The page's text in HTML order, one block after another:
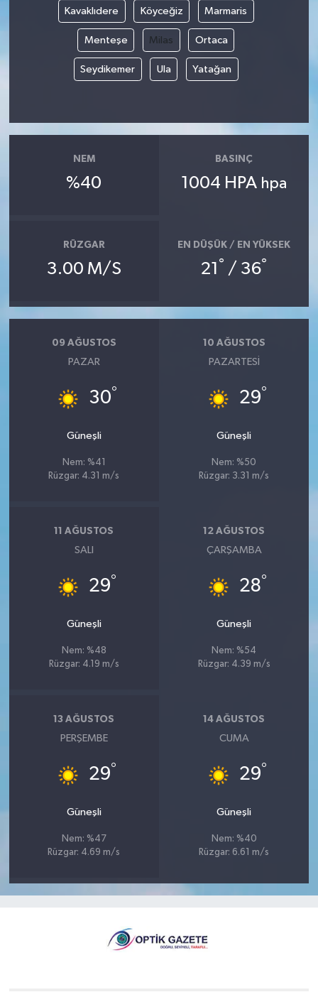
Kavaklıdere Köyceğiz Marmaris
Menteşe Milas Ortaca
Seydikemer Ula Yatağan
NEM
%40
BASINÇ
1004 HPA hpa
RÜZGAR
3.00 M/S
EN DÜŞÜK / EN YÜKSEK
21 ° / 36°
09 AĞUSTOS
PAZAR
30°
Güneşli
Nem: %41
Rüzgar: 4.31 m/s
10 AĞUSTOS
PAZARTESI
29°
Güneşli
Nem: %50
Rüzgar: 3.31 m/s
11 AĞUSTOS
SALI
29°
Güneşli
Nem: %48
Rüzgar: 4.19 m/s
12 AĞUSTOS
ÇARŞAMBA
28°
Güneşli
Nem: %54
Rüzgar: 4.39 m/s
13 AĞUSTOS
PERŞEMBE
29°
Güneşli
Nem: %47
Rüzgar: 4.69 m/s
14 AĞUSTOS
CUMA
29°
Güneşli
Nem: %40
Rüzgar: 6.61 m/s